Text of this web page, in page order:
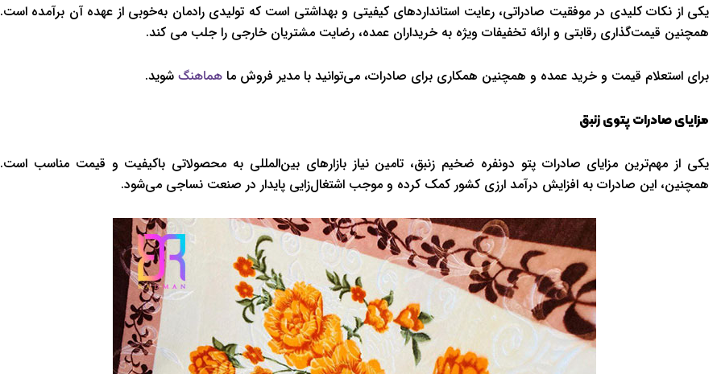
یکی از نکات کلیدی در موفقیت صادراتی، رعایت استانداردهای کیفیتی و بهداشتی است که تولیدی رادمان به‌خوبی از عهده آن برآمده است.
همچنین قیمت‌گذاری رقابتی و ارائه تخفیفات ویژه به خریداران عمده، رضایت مشتریان خارجی را جلب می کند.
برای استعلام قیمت و خرید عمده و همچنین همکاری برای صادرات، می‌توانید با مدیر فروش ما هماهنگ شوید.
مزایای صادرات پتوی زنبق
یکی از مهم‌ترین مزایای صادرات پتو دونفره ضخیم زنبق، تامین نیاز بازارهای بین‌المللی به محصولاتی باکیفیت و قیمت مناسب است.
همچنین، این صادرات به افزایش درآمد ارزی کشور کمک کرده و موجب اشتغال‌زایی پایدار در صنعت نساجی می‌شود.